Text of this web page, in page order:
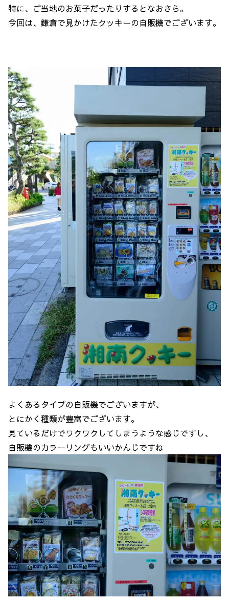
特に、ご当地のお菓子だったりするとなおさら。
今回は、鎌倉で見かけたクッキーの自販機でございます。
よくあるタイプの自販機でございますが、
とにかく種類が豊富でございます。
見ているだけでワクワクしてしまうような感じですし、
自販機のカラーリングもいいかんじですね